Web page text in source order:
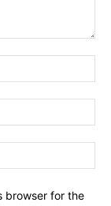
browser for the